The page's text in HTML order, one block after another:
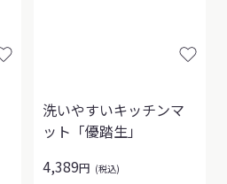
洗いやすいキッチンマ
ット「優踏生」
4,389円 (税込)